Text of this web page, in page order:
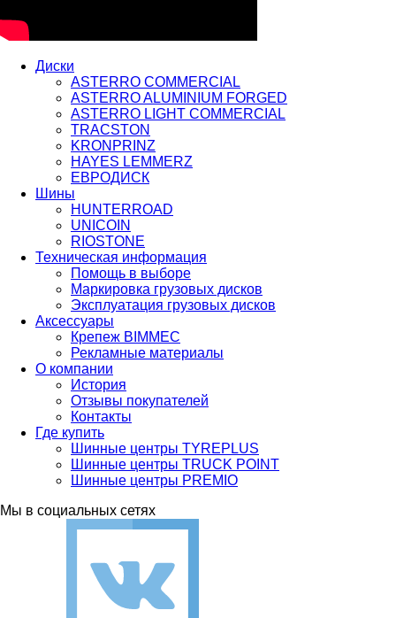
Диски
ASTERRO COMMERCIAL
ASTERRO ALUMINIUM FORGED
ASTERRO LIGHT COMMERCIAL
TRACSTON
KRONPRINZ
HAYES LEMMERZ
ЕВРОДИСК
Шины
HUNTERROAD​​​​​​​
UNICOIN
RIOSTONE
Техническая информация
Помощь в выборе
Маркировка грузовых дисков
Эксплуатация грузовых дисков
Аксессуары
Крепеж BIMMEC
Рекламные материалы
О компании
История
Отзывы покупателей
Контакты
Где купить
Шинные центры TYREPLUS
Шинные центры TRUCK POINT
Шинные центры PREMIO
Мы в социальных сетях